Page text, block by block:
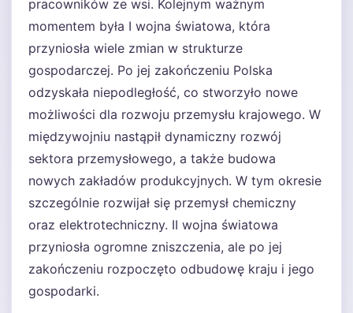
pracowników ze wsi. Kolejnym ważnym
momentem była I wojna światowa, która
przyniosła wiele zmian w strukturze
gospodarczej. Po jej zakończeniu Polska
odzyskała niepodległość, co stworzyło nowe
możliwości dla rozwoju przemysłu krajowego. W
międzywojniu nastąpił dynamiczny rozwój
sektora przemysłowego, a także budowa
nowych zakładów produkcyjnych. W tym okresie
szczególnie rozwijał się przemysł chemiczny
oraz elektrotechniczny. II wojna światowa
przyniosła ogromne zniszczenia, ale po jej
zakończeniu rozpoczęto odbudowę kraju i jego
gospodarki.